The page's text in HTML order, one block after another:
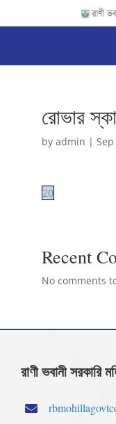
রোভার
by admin |
20
Recent
No comments
রাণী ভবানী সরকারি